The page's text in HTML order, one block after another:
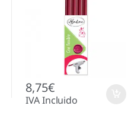
8,75€
IVA Incluido